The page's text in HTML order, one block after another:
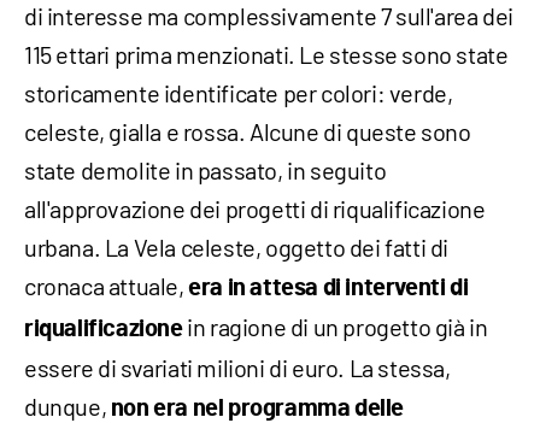
di interesse ma complessivamente 7 sull'area dei
115 ettari prima menzionati. Le stesse sono state
storicamente identificate per colori: verde,
celeste, gialla e rossa. Alcune di queste sono
state demolite in passato, in seguito
all'approvazione dei progetti di riqualificazione
urbana. La Vela celeste, oggetto dei fatti di
cronaca attuale,era in attesa di interventi di
riqualificazionein ragione di un progetto già in
essere di svariati milioni di euro. La stessa,
dunque, non era nel programma delle